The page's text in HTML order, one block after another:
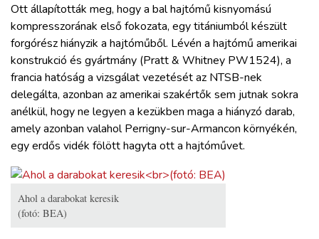
Ott állapították meg, hogy a bal hajtómű kisnyomású
kompresszorának első fokozata, egy titániumból készült
forgórész hiányzik a hajtóműből. Lévén a hajtómű amerikai
konstrukció és gyártmány (Pratt & Whitney PW1524), a
francia hatóság a vizsgálat vezetését az NTSB-nek
delegálta, azonban az amerikai szakértők sem jutnak sokra
anélkül, hogy ne legyen a kezükben maga a hiányzó darab,
amely azonban valahol Perrigny-sur-Armancon környékén,
egy erdős vidék fölött hagyta ott a hajtóművet.
Ahol a darabokat keresik
(fotó: BEA)